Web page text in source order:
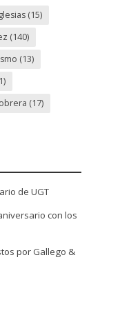
(15)
(140)
(13)
(17)
de UGT
con los
por Gallego &